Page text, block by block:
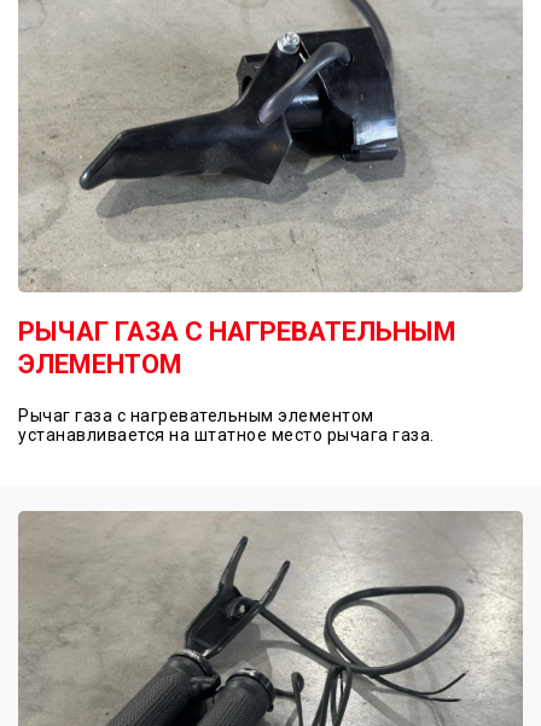
РЫЧАГ ГАЗА С НАГРЕВАТЕЛЬНЫМ
ЭЛЕМЕНТОМ
Рычаг газа с нагревательным элементом
устанавливается на штатное место рычага газа.